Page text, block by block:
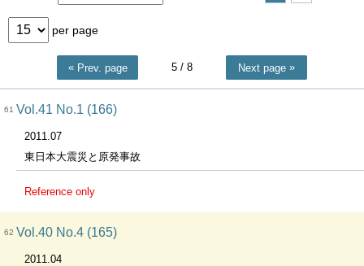
per page
Prev. page 5 / 8 Next page
61 Vol.41 No.1 (166)
2011.07
東日本大震災と原発事故
Reference only
62 Vol.40 No.4 (165)
2011.04